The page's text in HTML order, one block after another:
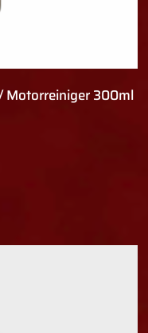
Motorreiniger 300ml